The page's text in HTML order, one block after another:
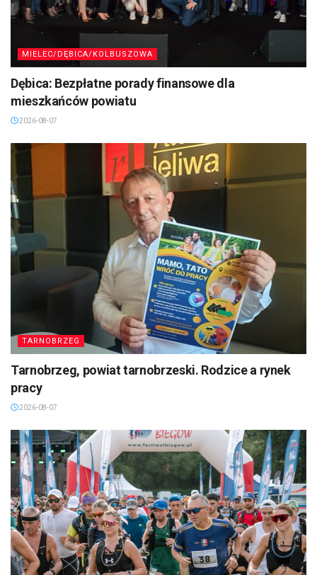
MIELEC/DĘBICA/KOLBUSZOWA
Dębica: Bezpłatne porady finansowe dla
mieszkańców powiatu
2026-08-07
TARNOBRZEG
Tarnobrzeg, powiat tarnobrzeski. Rodzice a rynek
pracy
2026-08-07